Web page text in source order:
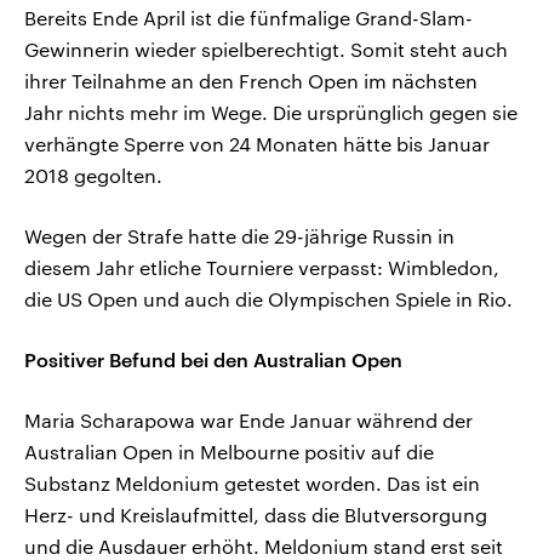
Bereits Ende April ist die fünfmalige Grand-Slam-
Gewinnerin wieder spielberechtigt. Somit steht auch
ihrer Teilnahme an den French Open im nächsten
Jahr nichts mehr im Wege. Die ursprünglich gegen sie
verhängte Sperre von 24 Monaten hätte bis Januar
2018 gegolten.
Wegen der Strafe hatte die 29-jährige Russin in
diesem Jahr etliche Tourniere verpasst: Wimbledon,
die US Open und auch die Olympischen Spiele in Rio.
Positiver Befund bei den Australian Open
Maria Scharapowa war Ende Januar während der
Australian Open in Melbourne positiv auf die
Substanz Meldonium getestet worden. Das ist ein
Herz- und Kreislaufmittel, dass die Blutversorgung
und die Ausdauer erhöht. Meldonium stand erst seit